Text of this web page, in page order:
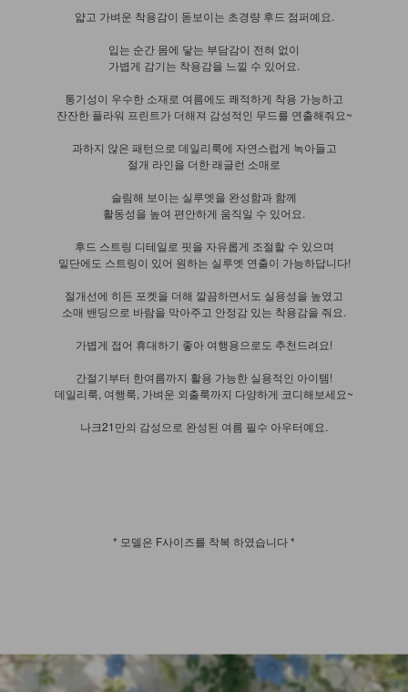
얇고 가벼운 착용감이 돋보이는 초경량 후드 점퍼예요.
입는 순간 몸에 닿는 부담감이 전혀 없이
가볍게 감기는 착용감을 느낄 수 있어요.
통기성이 우수한 소재로 여름에도 쾌적하게 착용 가능하고
잔잔한 플라워 프린트가 더해져 감성적인 무드를 연출해줘요~
과하지 않은 패턴으로 데일리룩에 자연스럽게 녹아들고
절개 라인을 더한 래글런 소매로
슬림해 보이는 실루엣을 완성함과 함께
활동성을 높여 편안하게 움직일 수 있어요.
후드 스트링 디테일로 핏을 자유롭게 조절할 수 있으며
밑단에도 스트링이 있어 원하는 실루엣 연출이 가능하답니다!
절개선에 히든 포켓을 더해 깔끔하면서도 실용성을 높였고
소매 밴딩으로 바람을 막아주고 안정감 있는 착용감을 줘요.
가볍게 접어 휴대하기 좋아 여행용으로도 추천드려요!
간절기부터 한여름까지 활용 가능한 실용적인 아이템!
데일리룩, 여행룩, 가벼운 외출룩까지 다양하게 코디해보세요~
나크21만의 감성으로 완성된 여름 필수 아우터예요.
* 모델은 F사이즈를 착복 하였습니다 *